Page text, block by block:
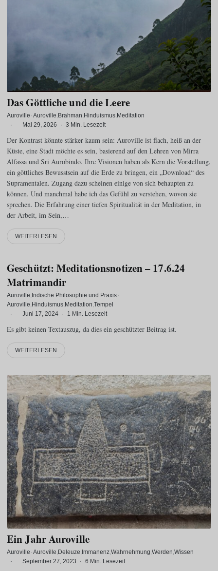
Das Göttliche und die Leere
Auroville ·Auroville Brahman Hinduismus Meditation
·
Mai 29, 2026 · 3 Min. Lesezeit
Der Kontrast könnte stärker kaum sein: Auroville ist flach, heiß an der
Küste, eine Stadt möchte es sein, basierend auf den Lehren von Mirra
Alfassa und Sri Aurobindo. Ihre Visionen haben als Kern die Vorstellung,
ein göttliches Bewusstsein auf die Erde zu bringen, ein „Download“ des
Supramentalen. Zugang dazu scheinen einige von sich behaupten zu
können. Und manchmal habe ich das Gefühl zu verstehen, wovon sie
sprechen. Die Erfahrung einer tiefen Spiritualität in der Meditation, in
der Arbeit, im Sein,…
WEITERLESEN
Geschützt: Meditationsnotizen – 17.6.24
Matrimandir
Auroville Indische Philosophie und Praxis·
Auroville Hinduismus Meditation Tempel
·
Juni 17, 2024 · 1 Min. Lesezeit
Es gibt keinen Textauszug, da dies ein geschützter Beitrag ist.
WEITERLESEN
Ein Jahr Auroville
Auroville ·Auroville Deleuze Immanenz Wahrnehmung Werden Wissen
·
September 27, 2023 · 6 Min. Lesezeit